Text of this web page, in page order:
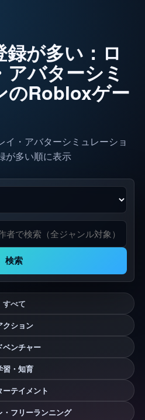
が多い：ロ
バターシミ
のRobloxゲー
イ・アバターシミュレーショ
が多い順に表示
検索
すべて
クション
ベンチャー
習・知育
ーテイメント
・フリーランニング